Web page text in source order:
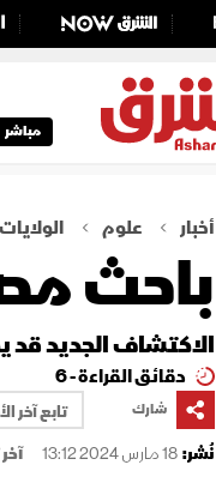
مباشر
أخبار علوم
باحث
الاكتشاف الجديد
دقائق القراءة - 6
شارك
تابع آخر
نُشر:18 مارس 2024 13:12